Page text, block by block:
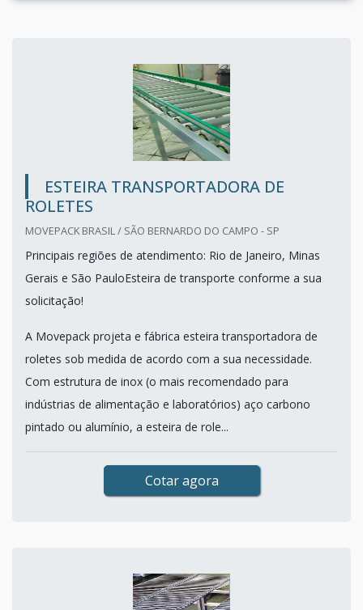
ESTEIRA TRANSPORTADORA DE
ROLETES
MOVEPACK BRASIL / SÃO BERNARDO DO CAMPO - SP
Principais regiões de atendimento: Rio de Janeiro, Minas
Gerais e São PauloEsteira de transporte conforme a sua
solicitação!
A Movepack projeta e fábrica esteira transportadora de
roletes sob medida de acordo com a sua necessidade.
Com estrutura de inox (o mais recomendado para
indústrias de alimentação e laboratórios) aço carbono
pintado ou alumínio, a esteira de role...
Cotar agora